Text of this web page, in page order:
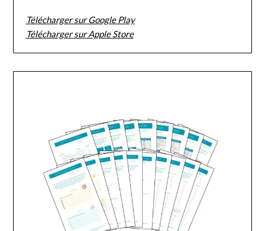
Télécharger sur Google Play
Télécharger sur Apple Store